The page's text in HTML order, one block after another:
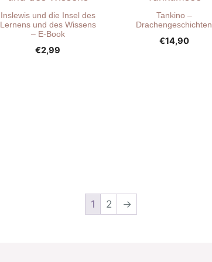
Inslewis und die Insel des
Lernens und des Wissens
– E-Book
€2,99
Tankino –
Drachengeschichten
€14,90
1 2 →